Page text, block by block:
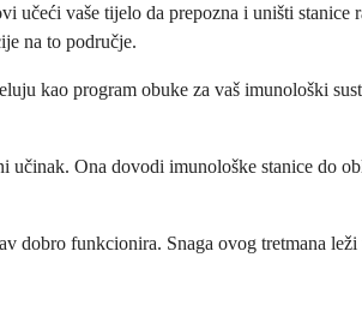
vaše tijelo da prepozna i uništi stanice
na to područje.
kao program obuke za vaš imunološki
Ona dovodi imunološke stanice do
dobro funkcionira. Snaga ovog tretmana